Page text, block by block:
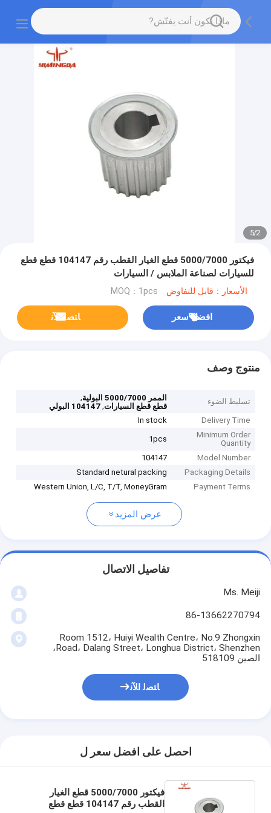
2
/
5
فيكتور 5000/7000 قطع الغيار القطب رقم 104147 قطع قطع
للسيارات لصناعة الملابس / السيارات
الأسعار：قابل للتفاوض MOQ：1pcs
افضل سعر ﺎﺘﺼﻟ ﺍﻶﻧ
منتوج وصف
تسليط الضوء الممر 5000/7000 البولية
,
قطع قطع السيارات,104147 البولي
Delivery Time
In stock
Minimum Order
Quantity
1pcs
Model Number
104147
Packaging Details
Standard netural packing
Payment Terms
Western Union, L/C, T/T, MoneyGram
عرض المزيد
تفاصيل الاتصال
Ms. Meiji
86-13662270794
Room 1512، Huiyi Wealth Centre، No.9 Zhongxin
Road، Dalang Street، Longhua District، Shenzhen،
الصين 518109
ﺎﺘﺼﻟ ﺍﻶﻧ
احصل على افضل سعر ل
فيكتور 5000/7000 قطع الغيار
القطب رقم 104147 قطع قطع